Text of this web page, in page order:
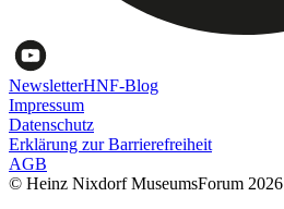
NewsletterHNF-Blog
Impressum
Datenschutz
Erklärung zur Barrierefreiheit
AGB
© Heinz Nixdorf MuseumsForum 2026